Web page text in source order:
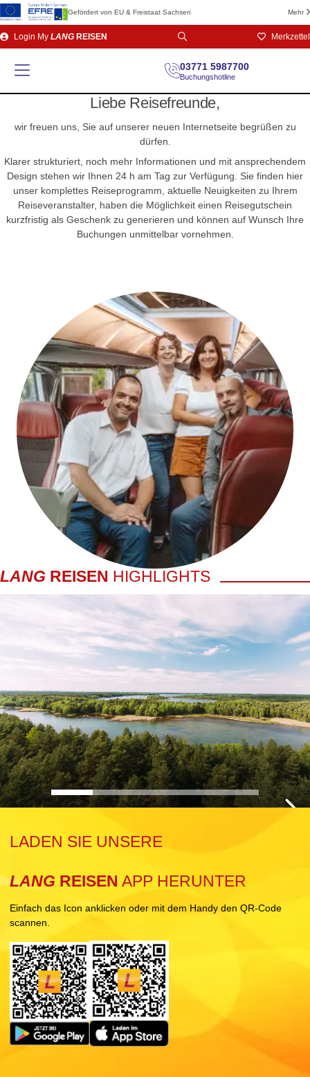
Gefördert von EU & Freistaat Sachsen Mehr
Direkt
zum
Login My LANG REISEN Merkzettel
03771 5987700
Buchungshotline
Liebe Reisefreunde,
wir freuen uns, Sie auf unserer neuen Internetseite begrüßen zu
dürfen.
Klarer strukturiert, noch mehr Informationen und mit ansprechendem
Design stehen wir Ihnen 24 h am Tag zur Verfügung. Sie finden hier
unser komplettes Reise­programm, aktuelle Neuig­keiten zu Ihrem
Reiseveranstalter, haben die Möglichkeit einen Reisegutschein
kurzfristig als Geschenk zu generieren und können auf Wunsch Ihre
Buchungen unmittelbar vornehmen.
LANG REISEN HIGHLIGHTS
11.08.2026
LADEN SIE UNSERE
LANG REISEN APP HERUNTER
Einfach das Icon anklicken oder mit dem Handy den QR-Code
scannen.
GOOGLE PLAY STORE
APP STORE